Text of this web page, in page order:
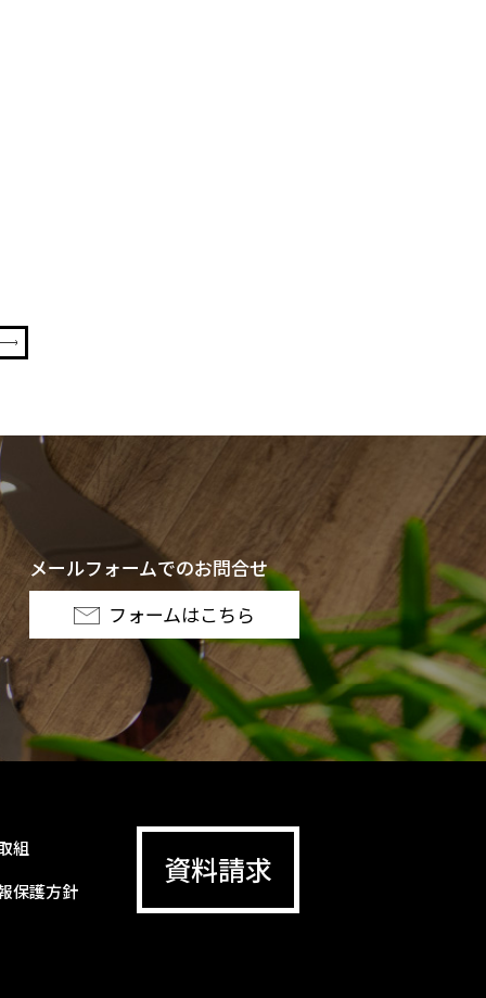
メールフォームでのお問合せ
フォームはこちら
組
保護方針
資料請求